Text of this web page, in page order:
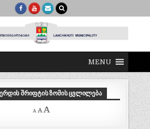
MENU
ᲨᲠᲘᲤᲢᲘᲡ ᲖᲝᲛᲘᲡ ᲪᲕᲚᲘᲚᲔᲑᲐ
A
Decrease
font
A Reset
A